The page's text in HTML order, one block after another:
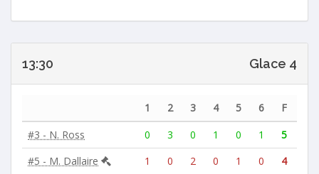
13:30 Glace 4
1 2 3 4 5 6
F
#3 - N. Ross
0 3 0 1 0 1
5
#5 - M. Dallaire
1 0 2 0 1 0 4